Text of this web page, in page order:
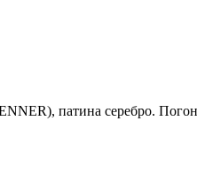
патина серебро.